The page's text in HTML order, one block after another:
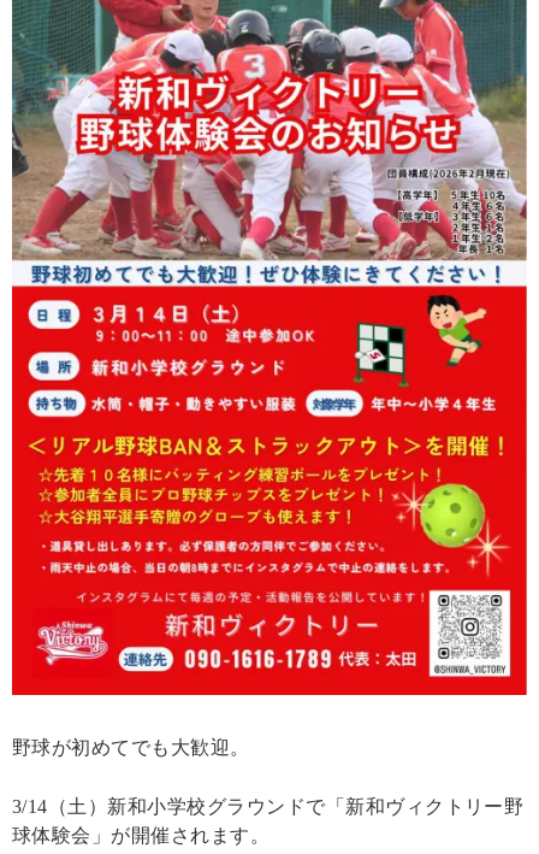
野球が初めてでも大歓迎。
3/14（土）新和小学校グラウンドで「新和ヴィクトリー野
球体験会」が開催されます。